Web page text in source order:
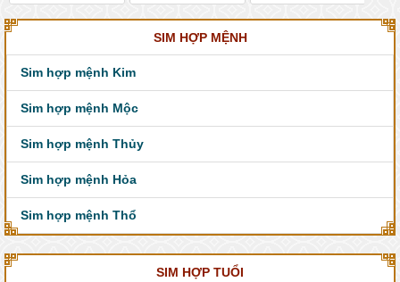
SIM HỢP MỆNH
Sim hợp mệnh Kim
Sim hợp mệnh Mộc
Sim hợp mệnh Thủy
Sim hợp mệnh Hỏa
Sim hợp mệnh Thổ
SIM HỢP TUỔI